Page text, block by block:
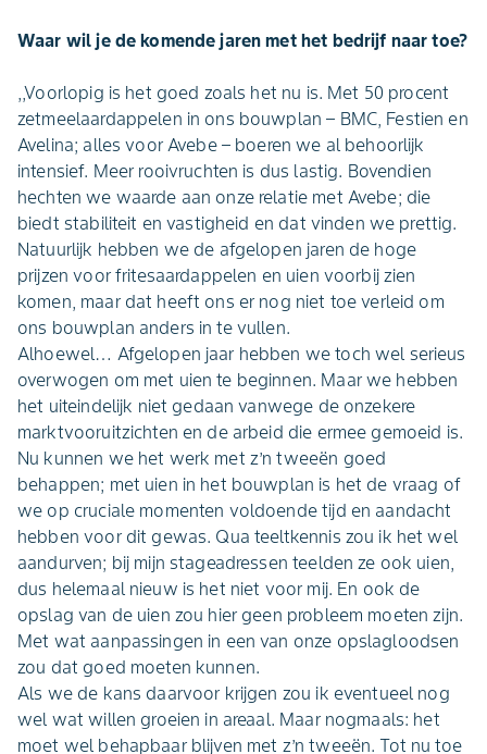
Waar wil je de komende jaren met het bedrijf naar toe?
,,Voorlopig is het goed zoals het nu is. Met 50 procent
zetmeelaardappelen in ons bouwplan – BMC, Festien en
Avelina; alles voor Avebe – boeren we al behoorlijk
intensief. Meer rooivruchten is dus lastig. Bovendien
hechten we waarde aan onze relatie met Avebe; die
biedt stabiliteit en vastigheid en dat vinden we prettig.
Natuurlijk hebben we de afgelopen jaren de hoge
prijzen voor fritesaardappelen en uien voorbij zien
komen, maar dat heeft ons er nog niet toe verleid om
ons bouwplan anders in te vullen.
Alhoewel… Afgelopen jaar hebben we toch wel serieus
overwogen om met uien te beginnen. Maar we hebben
het uiteindelijk niet gedaan vanwege de onzekere
marktvooruitzichten en de arbeid die ermee gemoeid is.
Nu kunnen we het werk met z’n tweeën goed
behappen; met uien in het bouwplan is het de vraag of
we op cruciale momenten voldoende tijd en aandacht
hebben voor dit gewas. Qua teeltkennis zou ik het wel
aandurven; bij mijn stageadressen teelden ze ook uien,
dus helemaal nieuw is het niet voor mij. En ook de
opslag van de uien zou hier geen probleem moeten zijn.
Met wat aanpassingen in een van onze opslagloodsen
zou dat goed moeten kunnen.
Als we de kans daarvoor krijgen zou ik eventueel nog
wel wat willen groeien in areaal. Maar nogmaals: het
moet wel behapbaar blijven met z’n tweeën. Tot nu toe